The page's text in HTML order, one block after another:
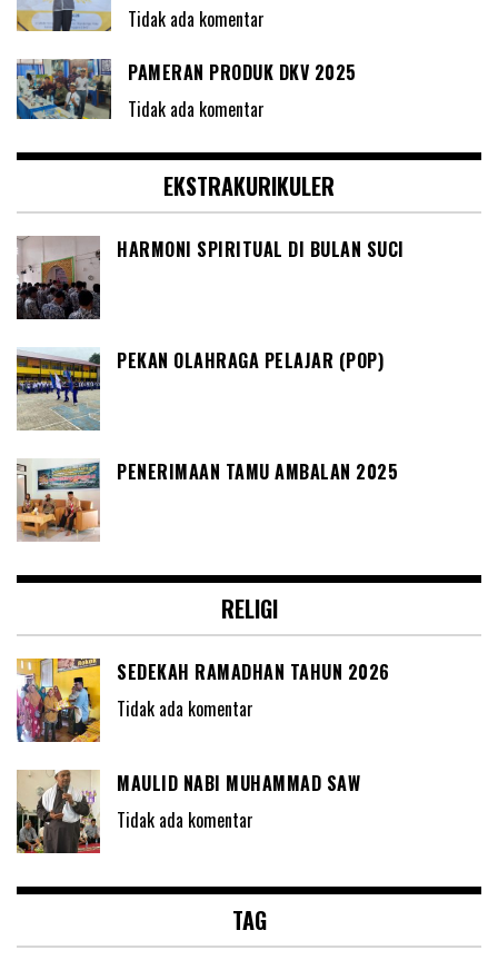
Tidak ada komentar
PAMERAN PRODUK DKV 2025
Tidak ada komentar
EKSTRAKURIKULER
HARMONI SPIRITUAL DI BULAN SUCI
PEKAN OLAHRAGA PELAJAR (POP)
PENERIMAAN TAMU AMBALAN 2025
RELIGI
SEDEKAH RAMADHAN TAHUN 2026
Tidak ada komentar
MAULID NABI MUHAMMAD SAW
Tidak ada komentar
TAG